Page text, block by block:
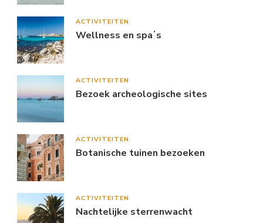
ACTIVITEITEN
Wellness en spaʼs
ACTIVITEITEN
Bezoek archeologische sites
ACTIVITEITEN
Botanische tuinen bezoeken
ACTIVITEITEN
Nachtelijke sterrenwacht